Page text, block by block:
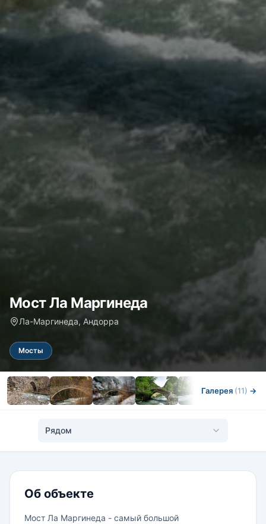
Мост Ла Маргинеда
Ла-Маргинеда, Андорра
Мосты
Галерея (11) →
Рядом
Об объекте
Мост Ла Маргинеда - самый большой